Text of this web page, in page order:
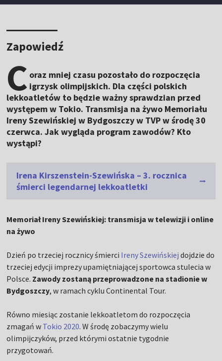
Zapowiedź
C oraz mniej czasu pozostało do rozpoczęcia
igrzysk olimpijskich. Dla części polskich
lekkoatletów to będzie ważny sprawdzian przed
występem w Tokio. Transmisja na żywo Memoriału
Ireny Szewińskiej w Bydgoszczy w TVP w środę 30
czerwca. Jak wygląda program zawodów? Kto
wystąpi?
Irena Kirszenstein-Szewińska – 3. rocznica
śmierci legendarnej lekkoatletki
Memoriał Ireny Szewińskiej: transmisja w telewizji i online
na żywo
Dzień po trzeciej rocznicy śmierci Ireny Szewińskiej dojdzie do
trzeciej edycji imprezy upamiętniającej sportowca stulecia w
Polsce. Zawody zostaną przeprowadzone na stadionie w
Bydgoszczy, w ramach cyklu Continental Tour.
Równo miesiąc zostanie lekkoatletom do rozpoczęcia
zmagań w Tokio 2020. W środę zobaczymy wielu
olimpijczyków, przed którymi ostatnie tygodnie
przygotowań.